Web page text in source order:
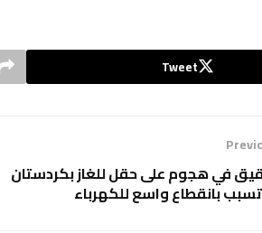
Tweet
في هجوم على حقل للغاز بكردستان
بانقطاع واسع للكهرباء